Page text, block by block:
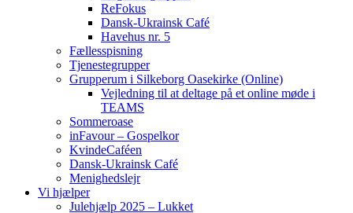
ReFokus
Dansk-Ukrainsk Café
Havehus nr. 5
Fællesspisning
Tjenestegrupper
Grupperum i Silkeborg Oasekirke (Online)
Vejledning til at deltage på et online møde i
TEAMS
Sommeroase
inFavour – Gospelkor
KvindeCaféen
Dansk-Ukrainsk Café
Menighedslejr
Vi hjælper
Julehjælp 2025 – Lukket